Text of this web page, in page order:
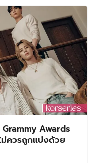
Grammy Awards
ควรถูกแบ่งด้วย